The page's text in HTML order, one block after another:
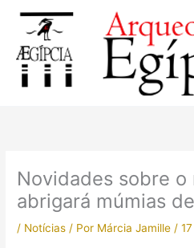
conteúdo
Novidades sobre o
abrigará múmias
/ Notícias / Por Márcia Jamille /